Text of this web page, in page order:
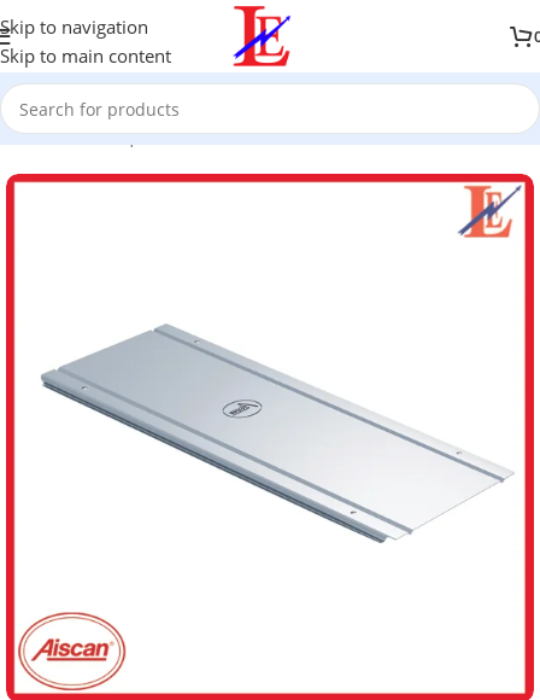
Skip to navigation
Skip to main content
Accueil/Boutique/Câbles & Canalisation/Chemin de câble